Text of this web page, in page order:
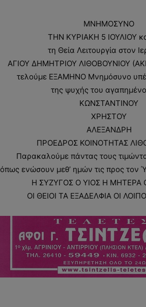
ΜΝΗΜΟΣΥΝΟ
ΤΗΝ ΚΥΡΙΑΚΗ 5 ΙΟΥΛΙΟΥ
τη Θεία Λειτουργία στον
ΑΓΙΟΥ ΔΗΜΗΤΡΙΟΥ ΛΙΘΟΒΟΥΝΙΟΥ
τελούμε ΕΞΑΜΗΝΟ Μνημόσυνο
της ψυχής του
ΚΩΝΣΤΑΝΤΙΝΟΥ
ΧΡΗΣΤΟΥ
ΑΛΕΞΑΝΔΡΗ
ΠΡΟΕΔΡΟΣ ΚΟΙΝΟΤΗΤΑΣ
Παρακαλούμε πάντας τους
όπως ενώσουν μεθ’ ημών τις προς τον
Η ΣΥΖΥΓΟΣ Ο ΥΙΟΣ Η ΜΗΤΕΡΑ
ΟΙ ΘΕΙΟΙ ΤΑ ΕΞΑΔΕΛΦΙΑ ΟΙ